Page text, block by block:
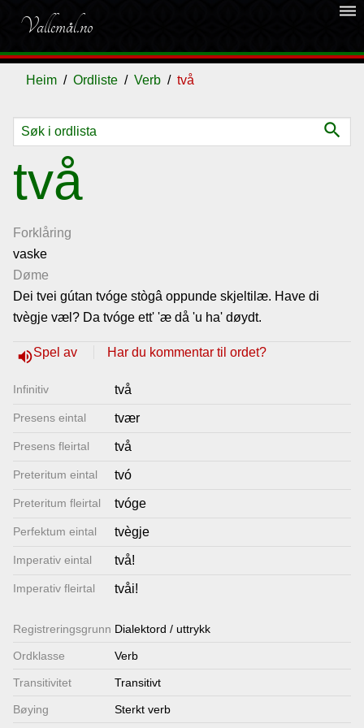
Vallemål.no
dehaze
Heim Ordliste Verb två
search
två
Forklåring
vaske
Døme
Dei tvei gútan tvóge stògâ oppunde skjeltilæ. Have di
tvègje væl? Da tvóge ett' 'æ då 'u ha' døydt.
volume_upSpel av Har du kommentar til ordet?
Infinitiv två
Presens eintal tvær
Presens fleirtal två
Preteritum eintal tvó
Preteritum fleirtal tvóge
Perfektum eintal tvègje
Imperativ eintal två!
Imperativ fleirtal tvåi!
Registrerings­grunn Dialektord / uttrykk
Ordklasse Verb
Transitivitet Transitivt
Bøying Sterkt verb
Ordliste
Om
vallemålet
Gjestebok
Lenkjer
Kontakt
oss